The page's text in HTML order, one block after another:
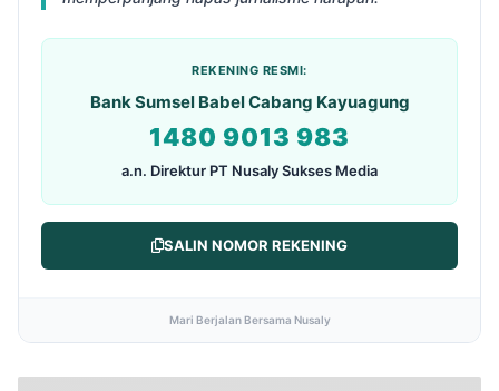
REKENING RESMI:
Bank Sumsel Babel Cabang Kayuagung
1480 9013 983
a.n. Direktur PT Nusaly Sukses Media
SALIN NOMOR REKENING
Mari Berjalan Bersama Nusaly